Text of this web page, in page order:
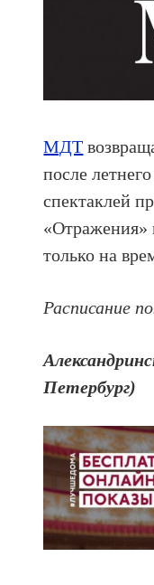
МДТ
после
спектаклей
«Отражения»
только на
Расписание
Петербург)